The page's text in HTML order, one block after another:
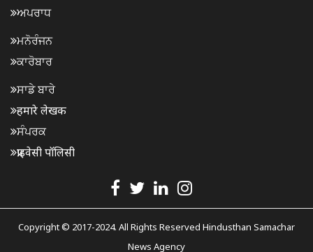
ਅਪਰਾਧ
ਮਨੋਰੰਜਨ
ਕਾਰੋਬਾਰ
ਸਾਡੇ ਬਾਰੇ
हमारे लेखक
ਸੰਪਰਕ
प्राइवेसी पॉलिसी
Copyright © 2017-2024. All Rights Reserved Hindusthan Samachar
News Agency